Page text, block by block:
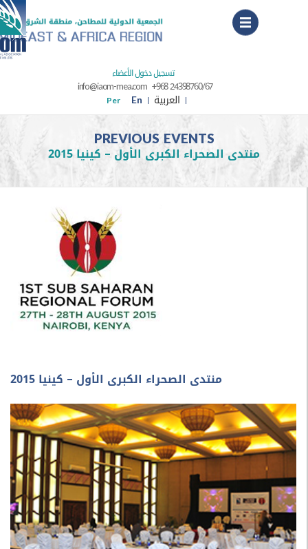
تسجيل دخول الأعضاء
info@iaom-mea.com +968 24398760/67
En
Per
PREVIOUS EVENTS
منتدى الصحراء الكبرى الأول – كينيا 2015
منتدى الصحراء الكبرى الأول – كينيا 2015
Menu